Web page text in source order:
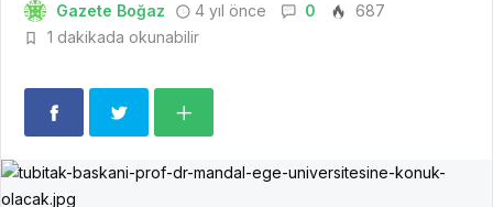
Gazete Boğaz 4 yıl önce 0
687
1 dakikada okunabilir